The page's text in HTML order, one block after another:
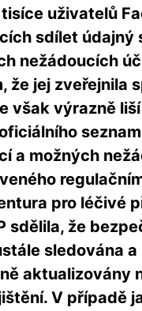
uživatelů
sdílet údajný
nežádoucích
že jej zveřejnila
však výrazně
a možných
pro léčivé
sdělila, že
sledována
aktualizovány
V případě